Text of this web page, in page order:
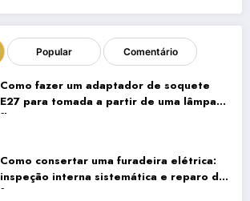
Popular Comentário
Como fazer um adaptador de soquete
E27 para tomada a partir de uma lâmpada
fluorescente compacta antiga
Como consertar uma furadeira elétrica:
inspeção interna sistemática e reparo da
fiação